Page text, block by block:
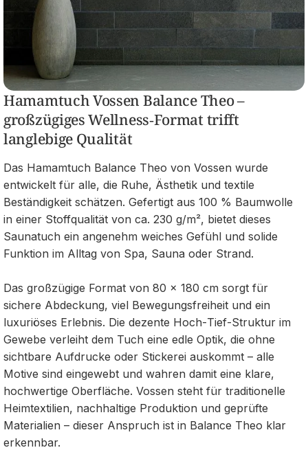
Hamamtuch Vossen Balance Theo –
großzügiges Wellness‑Format trifft
langlebige Qualität
Das Hamamtuch Balance Theo von Vossen wurde
entwickelt für alle, die Ruhe, Ästhetik und textile
Beständigkeit schätzen. Gefertigt aus 100 % Baumwolle
in einer Stoffqualität von ca. 230 g/m², bietet dieses
Saunatuch ein angenehm weiches Gefühl und solide
Funktion im Alltag von Spa, Sauna oder Strand.
Das großzügige Format von 80 × 180 cm sorgt für
sichere Abdeckung, viel Bewegungsfreiheit und ein
luxuriöses Erlebnis. Die dezente Hoch‑Tief‑Struktur im
Gewebe verleiht dem Tuch eine edle Optik, die ohne
sichtbare Aufdrucke oder Stickerei auskommt – alle
Motive sind eingewebt und wahren damit eine klare,
hochwertige Oberfläche. Vossen steht für traditionelle
Heimtextilien, nachhaltige Produktion und geprüfte
Materialien – dieser Anspruch ist in Balance Theo klar
erkennbar.